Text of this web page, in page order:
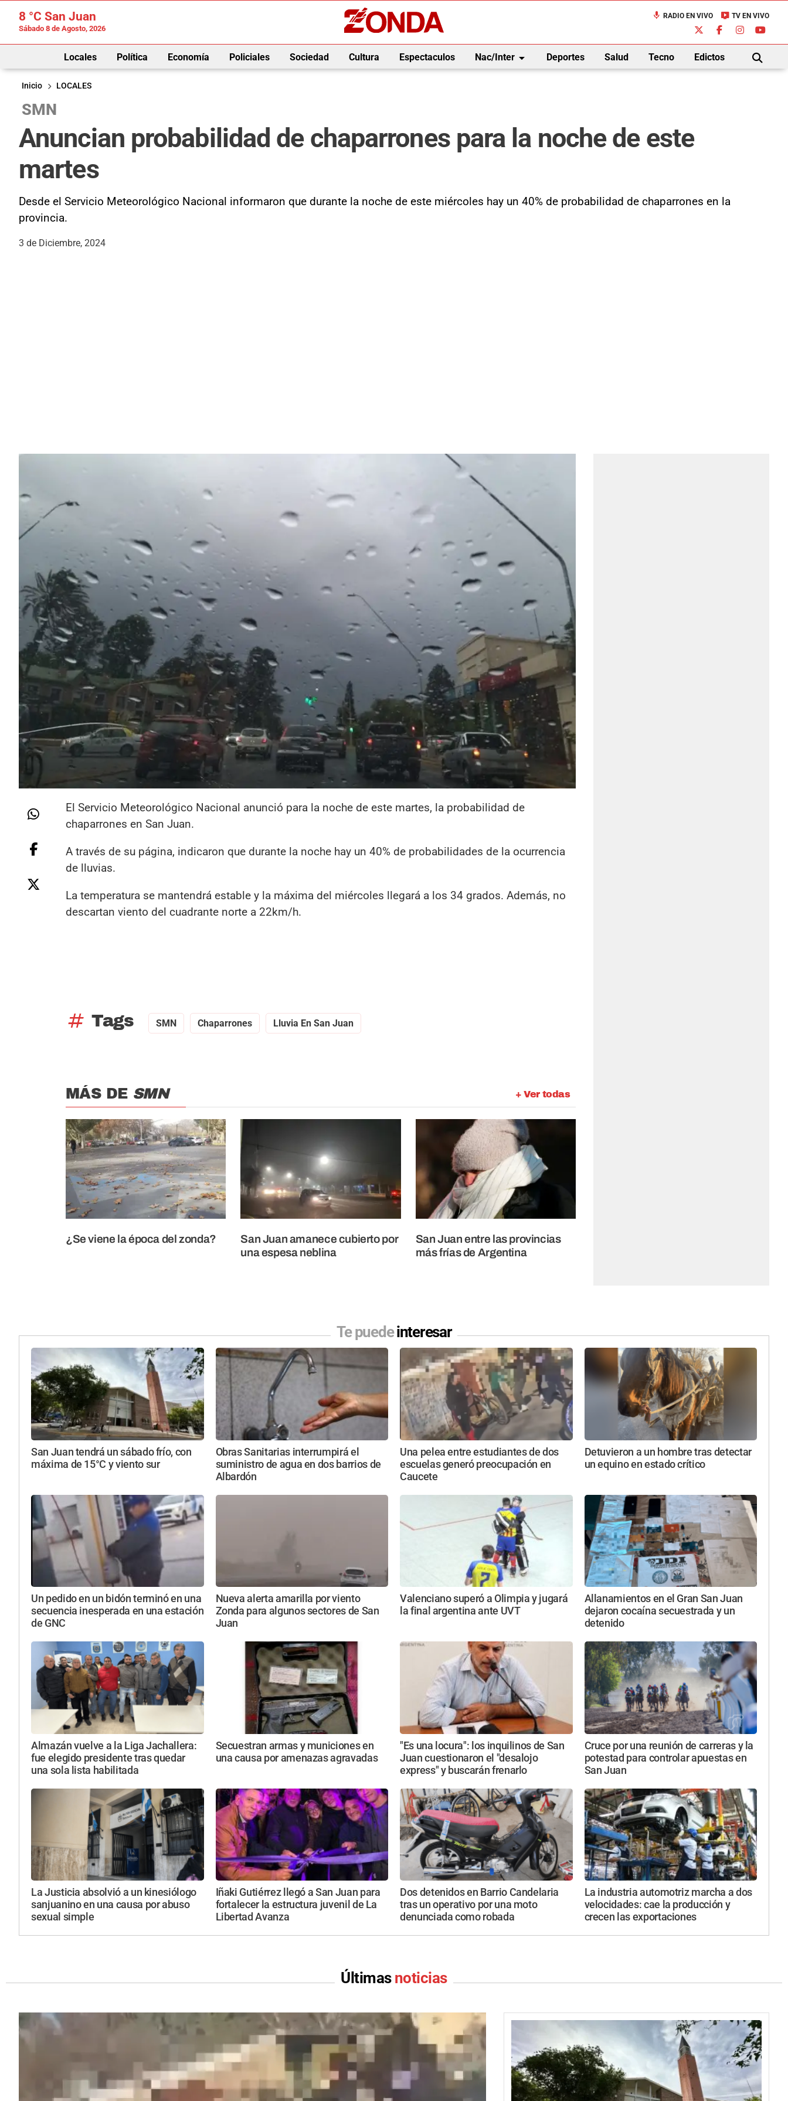
8 °C San Juan
Sábado 8 de Agosto, 2026
mic RADIO EN VIVO live_tv TV EN VIVO
Locales Política Economía Policiales Sociedad Cultura Espectaculos Nac/Interarrow_drop_down Deportes Salud Tecno Edictos
BUSCAR
Inicio
LOCALES
SMN
Anuncian probabilidad de chaparrones para la noche de este
martes
Desde el Servicio Meteorológico Nacional informaron que durante la noche de este miércoles hay un 40% de probabilidad de chaparrones en la
provincia.
3 de Diciembre, 2024
El Servicio Meteorológico Nacional anunció para la noche de este martes, la probabilidad de
chaparrones en San Juan.
A través de su página, indicaron que durante la noche hay un 40% de probabilidades de la ocurrencia
de lluvias.
La temperatura se mantendrá estable y la máxima del miércoles llegará a los 34 grados. Además, no
descartan viento del cuadrante norte a 22km/h.
tag Tags SMN Chaparrones Lluvia En San Juan
+ Ver todas
MÁS DE SMN
¿Se viene la época del zonda?
San Juan amanece cubierto por
una espesa neblina
San Juan entre las provincias
más frías de Argentina
Te puedeinteresar
San Juan tendrá un sábado frío, con
máxima de 15°C y viento sur
Obras Sanitarias interrumpirá el
suministro de agua en dos barrios de
Albardón
Una pelea entre estudiantes de dos
escuelas generó preocupación en
Caucete
Detuvieron a un hombre tras detectar
un equino en estado crítico
Un pedido en un bidón terminó en una
secuencia inesperada en una estación
de GNC
Nueva alerta amarilla por viento
Zonda para algunos sectores de San
Juan
Valenciano superó a Olimpia y jugará
la final argentina ante UVT
Allanamientos en el Gran San Juan
dejaron cocaína secuestrada y un
detenido
Almazán vuelve a la Liga Jachallera:
fue elegido presidente tras quedar
una sola lista habilitada
Secuestran armas y municiones en
una causa por amenazas agravadas
"Es una locura": los inquilinos de San
Juan cuestionaron el "desalojo
express" y buscarán frenarlo
Cruce por una reunión de carreras y la
potestad para controlar apuestas en
San Juan
La Justicia absolvió a un kinesiólogo
sanjuanino en una causa por abuso
sexual simple
Iñaki Gutiérrez llegó a San Juan para
fortalecer la estructura juvenil de La
Libertad Avanza
Dos detenidos en Barrio Candelaria
tras un operativo por una moto
denunciada como robada
La industria automotriz marcha a dos
velocidades: cae la producción y
crecen las exportaciones
Últimas noticias